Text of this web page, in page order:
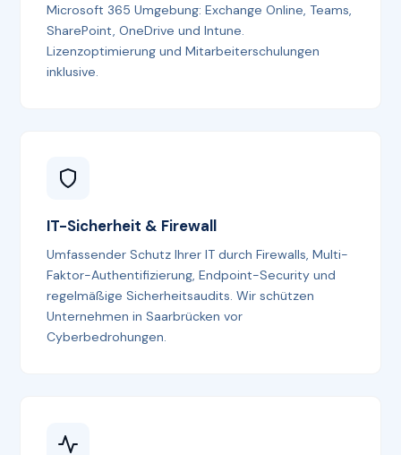
Microsoft 365 Umgebung: Exchange Online, Teams,
SharePoint, OneDrive und Intune.
Lizenzoptimierung und Mitarbeiterschulungen
inklusive.
IT-Sicherheit & Firewall
Umfassender Schutz Ihrer IT durch Firewalls, Multi-
Faktor-Authentifizierung, Endpoint-Security und
regelmäßige Sicherheitsaudits. Wir schützen
Unternehmen in Saarbrücken vor
Cyberbedrohungen.